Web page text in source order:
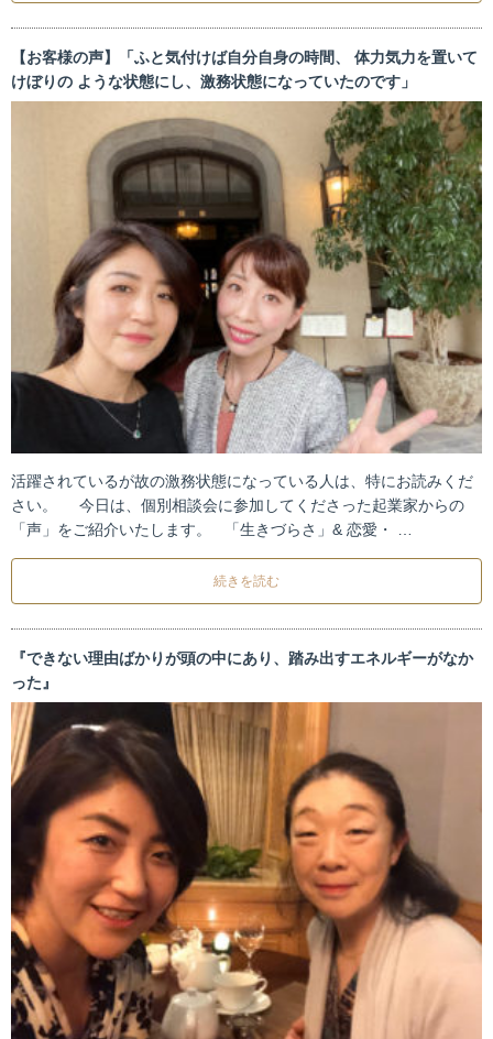
【お客様の声】「ふと気付けば自分自身の時間、 体力気力を置いて
けぼりの ような状態にし、激務状態になっていたのです」
活躍されているが故の激務状態になっている人は、特にお読みくだ
さい。 今日は、個別相談会に参加してくださった起業家からの
「声」をご紹介いたします。 「生きづらさ」& 恋愛・ …
続きを読む
『できない理由ばかりが頭の中にあり、踏み出すエネルギーがなか
った』